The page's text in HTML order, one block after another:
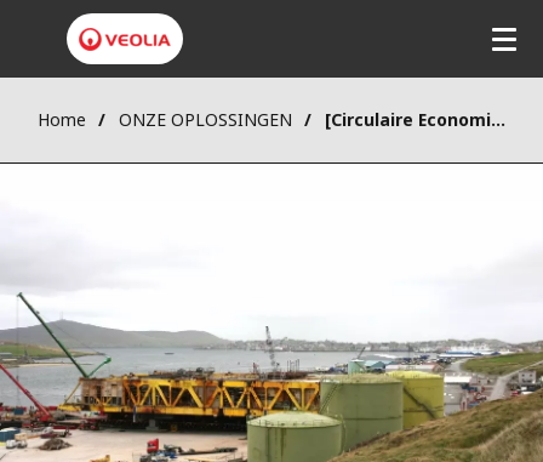
Home ONZE OPLOSSINGEN [Circulaire Economie] Ontmanteling